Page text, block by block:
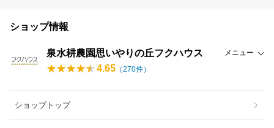
ショップ情報
泉水耕農園思いやりの丘フクハウス メニュー
4.65 （270件）
ショップトップ